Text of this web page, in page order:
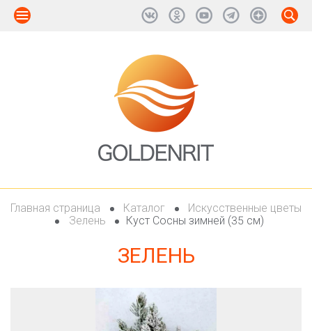
Главная страница Каталог
Искусственные цветы
Зелень
Куст Сосны зимней (35 см)
ЗЕЛЕНЬ